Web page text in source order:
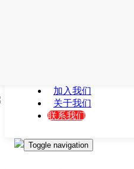
加入我们
关于我们
联系我们
Toggle navigation